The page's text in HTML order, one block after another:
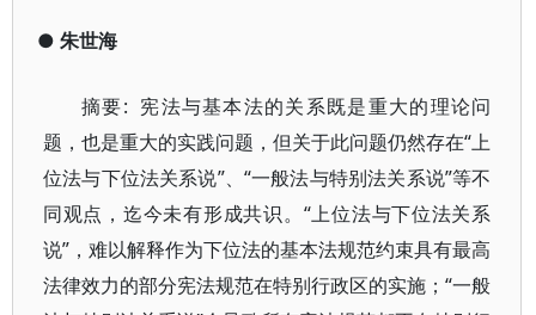
● 朱世海
摘要: 宪法与基本法的关系既是重大的理论问
题，也是重大的实践问题，但关于此问题仍然存在“上
位法与下位法关系说”、“一般法与特别法关系说”等不
同观点，迄今未有形成共识。“上位法与下位法关系
说”，难以解释作为下位法的基本法规范约束具有最高
法律效力的部分宪法规范在特别行政区的实施；“一般